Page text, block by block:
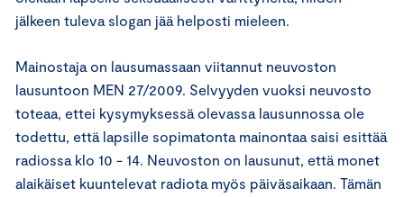
jälkeen tuleva slogan jää helposti mieleen.
Mainostaja on lausumassaan viitannut neuvoston
lausuntoon MEN 27/2009. Selvyyden vuoksi neuvosto
toteaa, ettei kysymyksessä olevassa lausunnossa ole
todettu, että lapsille sopimatonta mainontaa saisi esittää
radiossa klo 10 - 14. Neuvoston on lausunut, että monet
alaikäiset kuuntelevat radiota myös päiväsaikaan. Tämän